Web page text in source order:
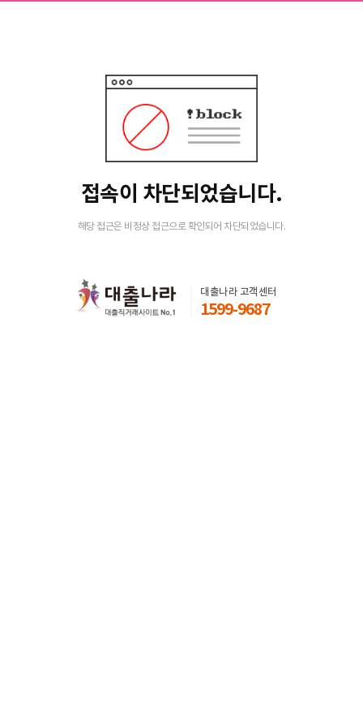
접속이 차단되었습니다.
해당 접근은 비정상 접근으로 확인되어 차단되었습니다.
대출나라 고객센터
1599-9687